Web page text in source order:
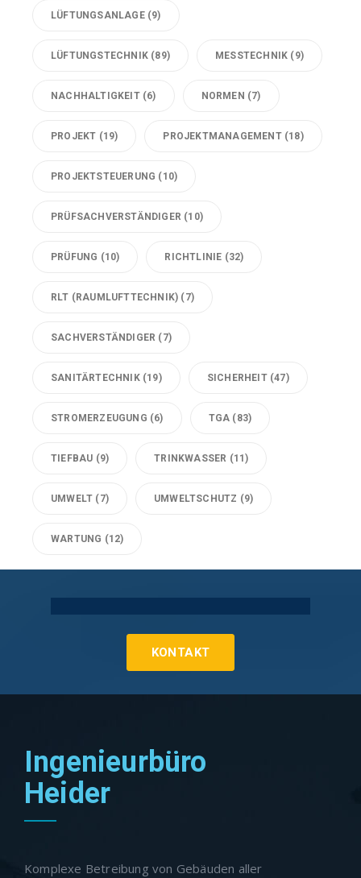
LÜFTUNGSANLAGE(9)
LÜFTUNGSTECHNIK (89) MESSTECHNIK (9)
NACHHALTIGKEIT(6) NORMEN (7)
PROJEKT (19) PROJEKTMANAGEMENT(18)
PROJEKTSTEUERUNG (10)
PRÜFSACHVERSTÄNDIGER (10)
PRÜFUNG (10) RICHTLINIE (32)
RLT (RAUMLUFTTECHNIK) (7)
SACHVERSTÄNDIGER (7)
SANITÄRTECHNIK(19) SICHERHEIT(47)
STROMERZEUGUNG (6) TGA (83)
TIEFBAU (9) TRINKWASSER (11)
UMWELT (7) UMWELTSCHUTZ (9)
WARTUNG (12)
KONTAKT
Ingenieurbüro
Heider
Komplexe Betreibung von Gebäuden aller